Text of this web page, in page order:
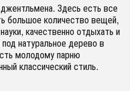
Здесь есть все
большое количество вещей,
качественно отдыхать и
натуральное дерево в
молодому парню
классический стиль.